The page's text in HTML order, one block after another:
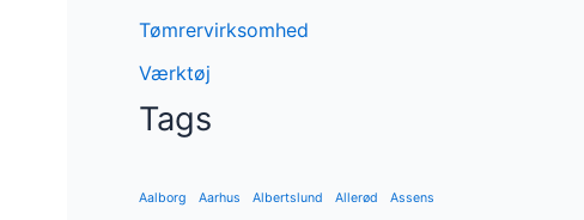
Tømrervirksomhed
Værktøj
Tags
Aalborg Aarhus Albertslund Allerød Assens